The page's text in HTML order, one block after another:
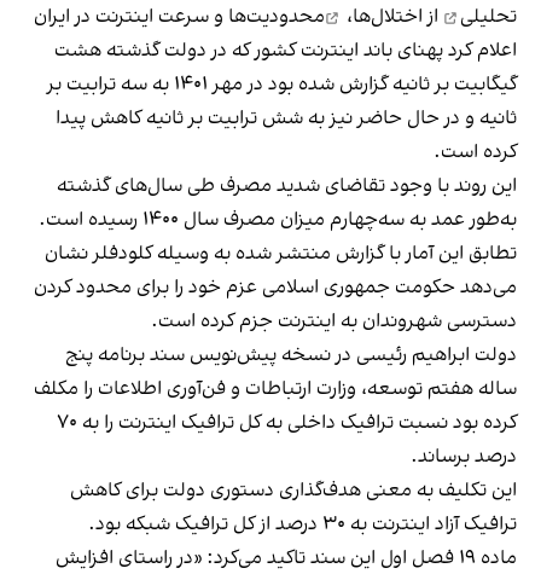
تحلیلی
از اختلال‌ها،
محدودیت‌ها و سرعت اینترنت در ایران
اعلام کرد پهنای باند اینترنت کشور که در دولت گذشته هشت
گیگابیت بر ثانیه گزارش شده بود در مهر ۱۴۰۱ به سه ترابیت بر
ثانیه و در حال حاضر نیز به شش ترابیت بر ثانیه کاهش پیدا
کرده است.
این روند با وجود تقاضای شدید مصرف طی سال‌های گذشته
به‌طور عمد به سه‌چهارم میزان مصرف سال ۱۴۰۰ رسیده است.
تطابق این آمار با گزارش منتشر شده به وسیله کلودفلر نشان
می‌دهد حکومت جمهوری اسلامی عزم خود را برای محدود کردن
دسترسی شهروندان به اینترنت جزم کرده است.
دولت ابراهیم رئیسی در نسخه پیش‌نویس سند برنامه پنج
‌ساله هفتم توسعه، وزارت ارتباطات و فن‌آوری اطلاعات را مکلف
کرده بود نسبت ترافیک داخلی به کل ترافیک اینترنت را به ۷۰
درصد برساند.
این تکلیف به معنی هدف‌گذاری دستوری دولت برای کاهش
ترافیک آزاد اینترنت به ۳۰ درصد از کل ترافیک شبکه بود.
ماده ۱۹ فصل اول این سند تاکید می‌کرد: «در راستای افزایش